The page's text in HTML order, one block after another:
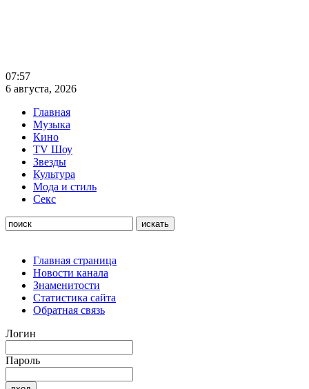
07:57
6 августа, 2026
Главная
Музыка
Кино
TV Шоу
Звезды
Культура
Мода и стиль
Секс
Главная страница
Новости канала
Знаменитости
Статистика сайта
Обратная связь
Логин
Пароль